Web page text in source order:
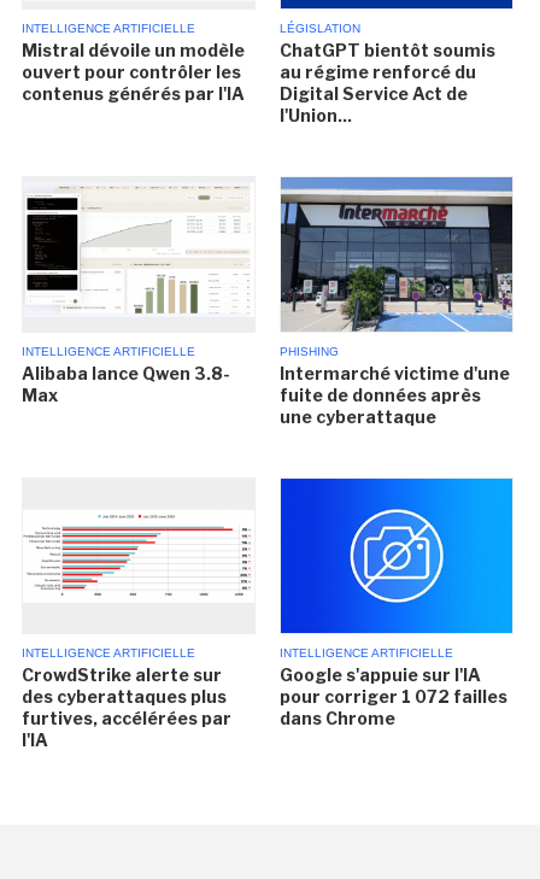
INTELLIGENCE ARTIFICIELLE
Mistral dévoile un modèle
ouvert pour contrôler les
contenus générés par l'IA
LÉGISLATION
ChatGPT bientôt soumis
au régime renforcé du
Digital Service Act de
l'Union...
INTELLIGENCE ARTIFICIELLE
Alibaba lance Qwen 3.8-
Max
PHISHING
Intermarché victime d'une
fuite de données après
une cyberattaque
INTELLIGENCE ARTIFICIELLE
CrowdStrike alerte sur
des cyberattaques plus
furtives, accélérées par
l'IA
INTELLIGENCE ARTIFICIELLE
Google s'appuie sur l'IA
pour corriger 1 072 failles
dans Chrome